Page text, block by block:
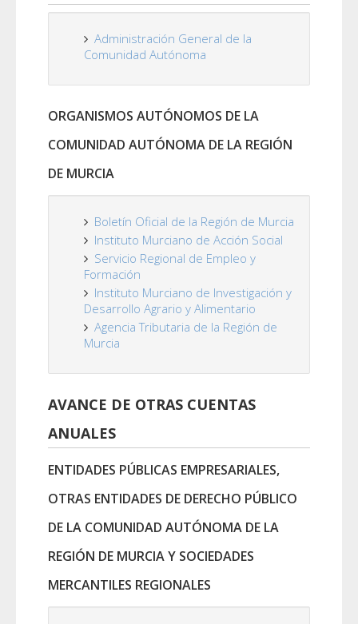
Administración General de la
Comunidad Autónoma
ORGANISMOS AUTÓNOMOS DE LA
COMUNIDAD AUTÓNOMA DE LA REGIÓN
DE MURCIA
Boletín Oficial de la Región de Murcia
Instituto Murciano de Acción Social
Servicio Regional de Empleo y
Formación
Instituto Murciano de Investigación y
Desarrollo Agrario y Alimentario
Agencia Tributaria de la Región de
Murcia
AVANCE DE OTRAS CUENTAS
ANUALES
ENTIDADES PÚBLICAS EMPRESARIALES,
OTRAS ENTIDADES DE DERECHO PÚBLICO
DE LA COMUNIDAD AUTÓNOMA DE LA
REGIÓN DE MURCIA Y SOCIEDADES
MERCANTILES REGIONALES